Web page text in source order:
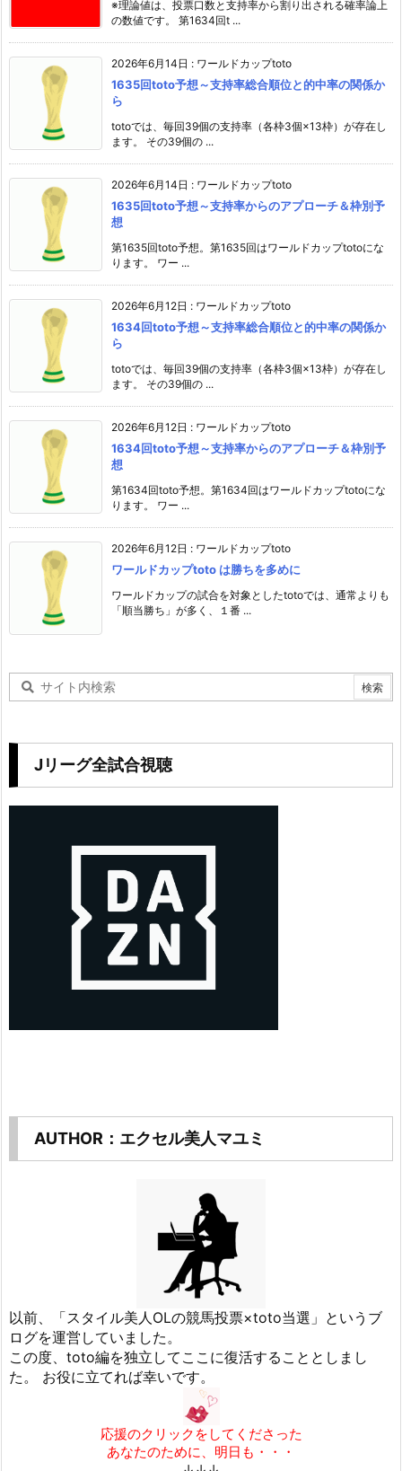
※理論値は、投票口数と支持率から割り出される確率論上
の数値です。 第1634回t ...
2026年6月14日 : ワールドカップtoto
1635回toto予想～支持率総合順位と的中率の関係か
ら
totoでは、毎回39個の支持率（各枠3個×13枠）が存在し
ます。 その39個の ...
2026年6月14日 : ワールドカップtoto
1635回toto予想～支持率からのアプローチ＆枠別予
想
第1635回toto予想。第1635回はワールドカップtotoにな
ります。 ワー ...
2026年6月12日 : ワールドカップtoto
1634回toto予想～支持率総合順位と的中率の関係か
ら
totoでは、毎回39個の支持率（各枠3個×13枠）が存在し
ます。 その39個の ...
2026年6月12日 : ワールドカップtoto
1634回toto予想～支持率からのアプローチ＆枠別予
想
第1634回toto予想。第1634回はワールドカップtotoにな
ります。 ワー ...
2026年6月12日 : ワールドカップtoto
ワールドカップtoto は勝ちを多めに
ワールドカップの試合を対象としたtotoでは、通常よりも
「順当勝ち」が多く、１番 ...
Jリーグ全試合視聴
AUTHOR：エクセル美人マユミ
以前、「スタイル美人OLの競馬投票×toto当選」というブ
ログを運営していました。
この度、toto編を独立してここに復活することとしまし
た。 お役に立てれば幸いです。
応援のクリックをしてくださった
あなたのために、明日も・・・